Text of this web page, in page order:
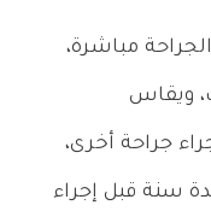
مباشرة،
ويقاس
جراحة أخرى،
سنة قبل إجراء